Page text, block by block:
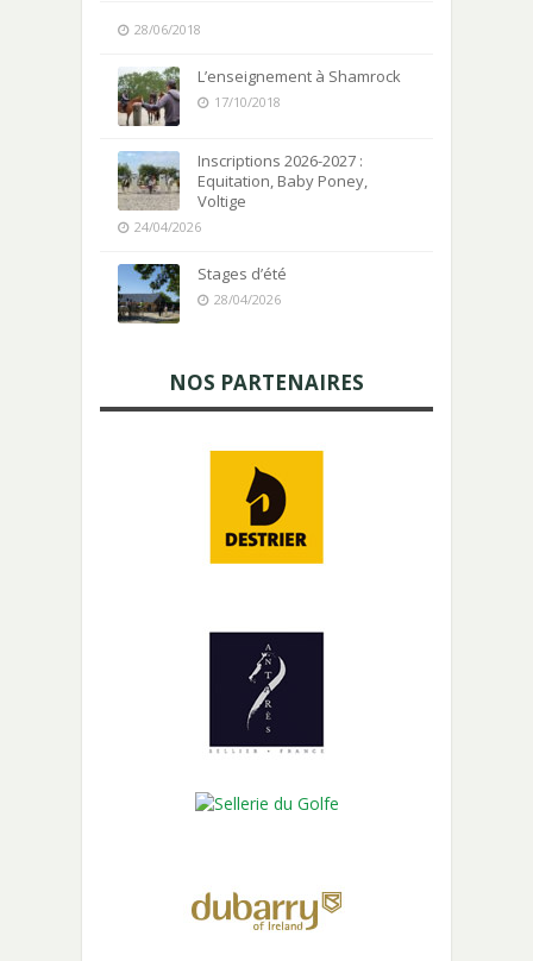
28/06/2018
L’enseignement à Shamrock
17/10/2018
Inscriptions 2026-2027 :
Equitation, Baby Poney,
Voltige
24/04/2026
Stages d’été
28/04/2026
NOS PARTENAIRES